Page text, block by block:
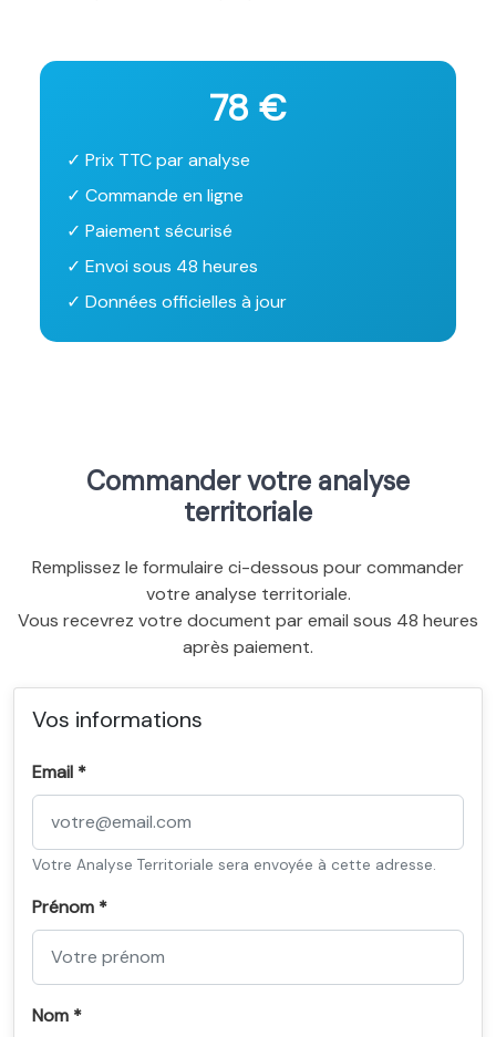
78 €
✓ Prix TTC par analyse
✓ Commande en ligne
✓ Paiement sécurisé
✓ Envoi sous 48 heures
✓ Données officielles à jour
Commander votre analyse
territoriale
Remplissez le formulaire ci-dessous pour commander
votre analyse territoriale.
Vous recevrez votre document par email sous 48 heures
après paiement.
Vos informations
Email *
Votre Analyse Territoriale sera envoyée à cette adresse.
Prénom *
Nom *